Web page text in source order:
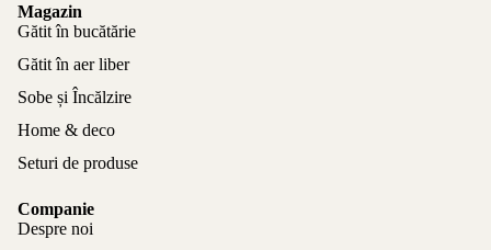
Magazin
Gătit în bucătărie
Gătit în aer liber
Sobe și Încălzire
Home & deco
Seturi de produse
Companie
Despre noi